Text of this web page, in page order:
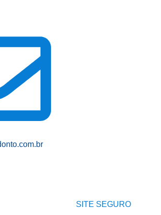
SITE SEGURO